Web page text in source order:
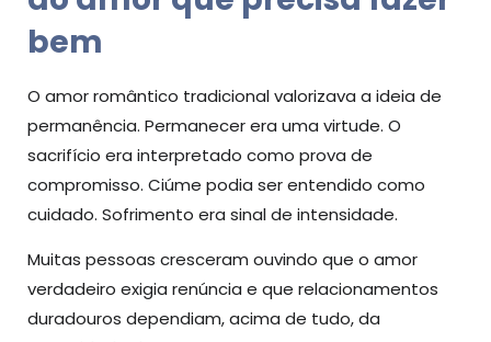
bem
O amor romântico tradicional valorizava a ideia de
permanência. Permanecer era uma virtude. O
sacrifício era interpretado como prova de
compromisso. Ciúme podia ser entendido como
cuidado. Sofrimento era sinal de intensidade.
Muitas pessoas cresceram ouvindo que o amor
verdadeiro exigia renúncia e que relacionamentos
duradouros dependiam, acima de tudo, da